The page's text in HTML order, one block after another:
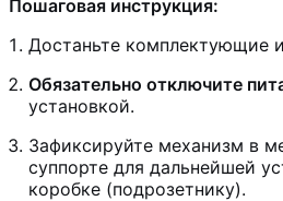
Пошаговая инструкция:
Достаньте комплектующие
Обязательно отключите
установкой.
Зафиксируйте механизм в
суппорте для дальнейшей
коробке (подрозетнику).